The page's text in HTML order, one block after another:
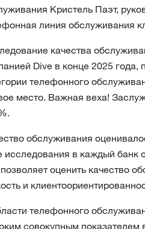
Кристель Паэт,
линия обслуживания
качества
Dive в конце 2025 года,
телефонного
место. Важная веха!
обслуживания
исследования в каждый банк
оценить качество
и
телефонного
совокупным показателем